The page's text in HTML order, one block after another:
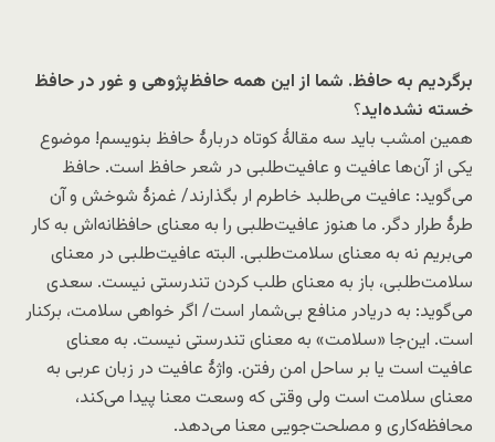
برگردیم به حافظ. شما از این همه حافظ‌پژوهی و غور در حافظ
خسته نشده‌اید؟
همین امشب باید سه مقالۀ کوتاه دربارۀ حافظ بنویسم! موضوع
یکی از آن‌ها عافیت و عافیت‌طلبی در شعر حافظ است. حافظ
می‌گوید: عافیت می‌طلبد خاطرم ار بگذارند/ غمزۀ شوخش و آن
طرۀ طرار دگر. ما هنوز عافیت‌طلبی را به معنای حافظانه‌اش به کار
می‌بریم نه به معنای سلامت‌طلبی. البته عافیت‌طلبی در معنای
سلامت‌طلبی، باز به معنای طلب کردن تندرستی نیست. سعدی
می‌گوید: به دریادر منافع بی‌شمار است/ اگر خواهی سلامت، برکنار
است. این‌جا «سلامت» به معنای تندرستی نیست. به معنای
عافیت است یا بر ساحل امن رفتن. واژۀ عافیت در زبان عربی به
معنای سلامت است ولی وقتی که وسعت معنا پیدا می‌کند،
محافظه‌کاری و مصلحت‌جویی معنا می‌دهد.